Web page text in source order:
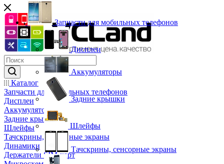
Каталог
Запчасти для мобильных телефонов
Дисплеи
Аккумуляторы
Задние крышки
Шлейфы
Тачскрины, сенсорные экраны
Динамики
Держатели SIM-карт
Запчасти для мобильных телефонов
Дисплеи
Аккумуляторы
Задние крышки
Шлейфы
Тачскрины, сенсорные экраны